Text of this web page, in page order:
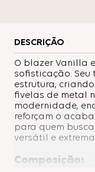
DESCRIÇÃO
O blazer Vanilla
sofisticação.
estrutura,
fivelas de metal
modernidade,
reforçam o
para quem
versátil e
Composição: